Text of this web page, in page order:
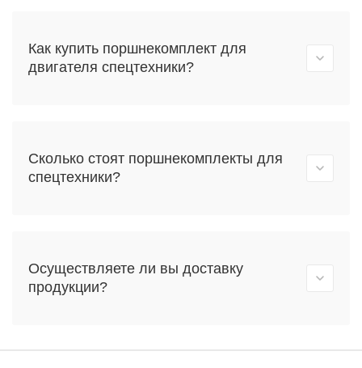
Как купить поршнекомплект для
двигателя спецтехники?
Сколько стоят поршнекомплекты для
спецтехники?
Осуществляете ли вы доставку
продукции?